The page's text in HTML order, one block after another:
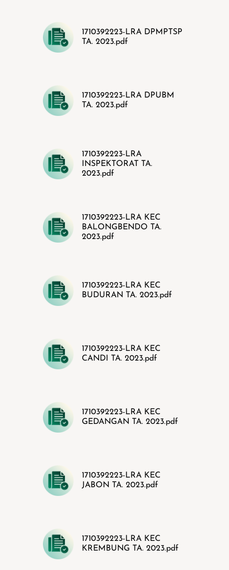
1710392223-LRA DPMPTSP
TA. 2023.pdf
1710392223-LRA DPUBM
TA. 2023.pdf
1710392223-LRA
INSPEKTORAT TA.
2023.pdf
1710392223-LRA KEC
BALONGBENDO TA.
2023.pdf
1710392223-LRA KEC
BUDURAN TA. 2023.pdf
1710392223-LRA KEC
CANDI TA. 2023.pdf
1710392223-LRA KEC
GEDANGAN TA. 2023.pdf
1710392223-LRA KEC
JABON TA. 2023.pdf
1710392223-LRA KEC
KREMBUNG TA. 2023.pdf